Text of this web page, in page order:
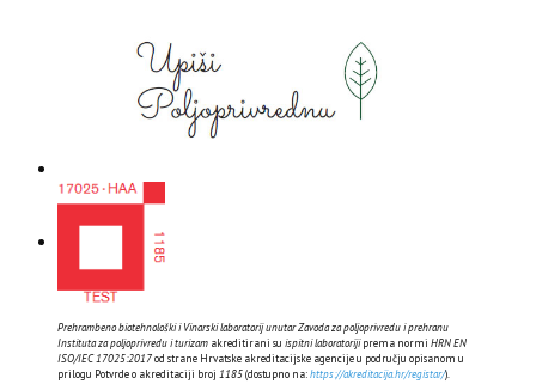
Prehrambeno biotehnološki i Vinarski laboratorij unutar Zavoda za poljoprivredu i prehranu
Instituta za poljoprivredu i turizam akreditirani su ispitni laboratorijiprema normi HRN EN
ISO/IEC 17025:2017od strane Hrvatske akreditacijske agencije u području opisanom u
prilogu Potvrde o akreditaciji broj 1185(dostupno na:https://akreditacija.hr/registar/).